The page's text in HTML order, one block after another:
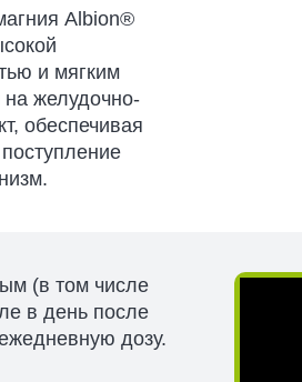
Albion®
и мягким
на желудочно-
обеспечивая
(в том числе
в день после
дозу.